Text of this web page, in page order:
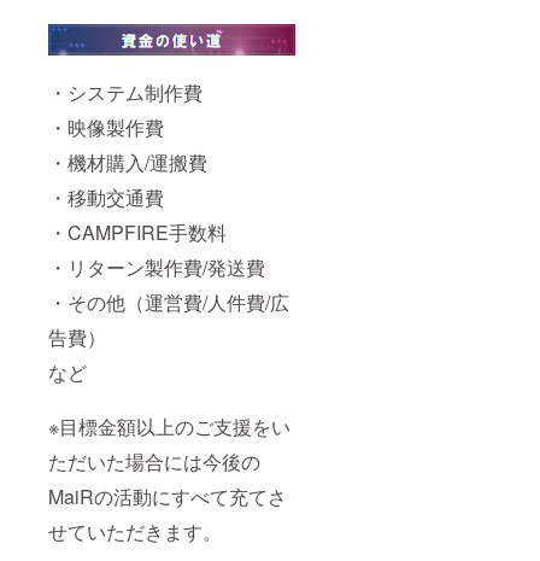
・システム制作費
・映像製作費
・機材購入/運搬費
・移動交通費
・CAMPFIRE手数料
・リターン製作費/発送費
・その他（運営費/人件費/広
告費）
など
※目標金額以上のご支援をい
ただいた場合には今後の
MaiRの活動にすべて充てさ
せていただきます。